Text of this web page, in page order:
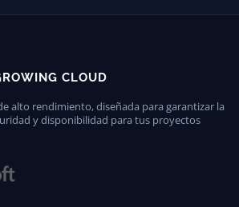
CLOUD
alto rendimiento, diseñada para garantizar la
y disponibilidad para tus proyectos